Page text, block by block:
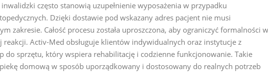
często stanowią uzupełnienie wyposażenia w przypadku
Dzięki dostawie pod wskazany adres pacjent nie musi
zakresie. Całość procesu została uproszczona, aby ograniczyć formalności w
reakcji. Activ-Med obsługuje klientów indywidualnych oraz instytucje z
do sprzętu, który wspiera rehabilitację i codzienne funkcjonowanie. Takie
domową w sposób uporządkowany i dostosowany do realnych potrzeb